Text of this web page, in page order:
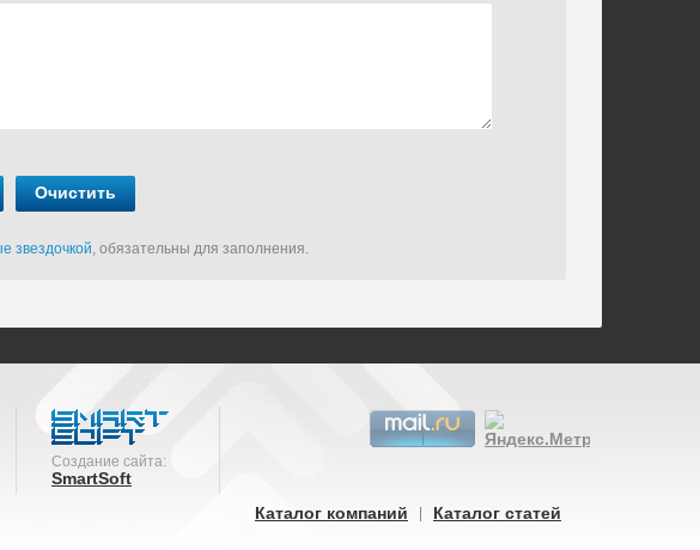
Очистить
звездочкой, обязательны для заполнения.
Создание сайта:
SmartSoft
Каталог компаний
Каталог статей